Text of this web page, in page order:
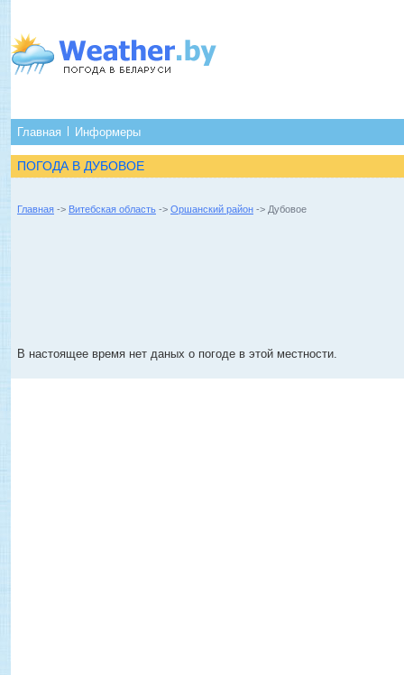
Главная Информеры
ПОГОДА В ДУБОВОЕ
Главная -> Витебская область -> Оршанский район -> Дубовое
В настоящее время нет даных о погоде в этой местности.